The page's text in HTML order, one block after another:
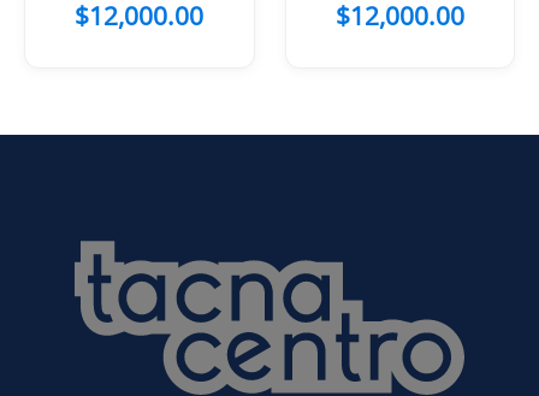
Azul
$12,000.00
Colorido
$12,000.00